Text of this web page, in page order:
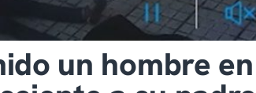
un hombre